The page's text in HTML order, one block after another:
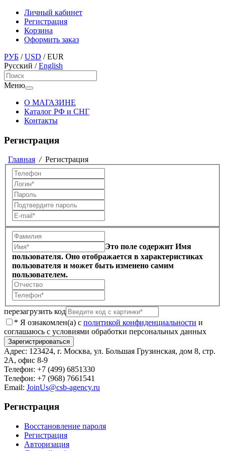
Личный кабинет
Регистрация
Корзина
Оформить заказ
РУБ /USD /EUR
Русский /English
Меню
О МАГАЗИНЕ
Каталог РФ и СНГ
Контакты
Регистрация
Главная / Регистрация
Это поле содержит Имя
пользователя. Оно отображается в характеристиках
пользователя и может быть изменено самим
пользователем.
перезагрузить код
* Я ознакомлен(а) с политикой конфиденциальности и
соглашаюсь с условиями обработки персональных данных
Адрес: 123424, г. Москва, ул. Большая Грузинская, дом 8, стр.
2А, офис 8-9
Телефон: +7 (499) 6851330
Телефон: +7 (968) 7661541
Email: JoinUs@csb-agency.ru
Регистрация
Восстановление пароля
Регистрация
Авторизация